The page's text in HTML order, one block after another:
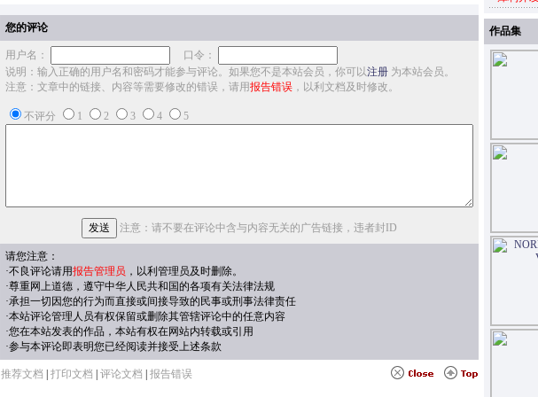
您的评论
用户名：
口令：
说明：输入正确的用户名和密码才能参与评论。如果您不是本站会员，你可以注册 为本站会员。
注意：文章中的链接、内容等需要修改的错误，请用报告错误 ，以利文档及时修改。
不评分 1 2 3 4 5
注意：请不要在评论中含与内容无关的广告链接，违者封ID
请您注意：
·不良评论请用报告管理员 ，以利管理员及时删除。
·尊重网上道德，遵守中华人民共和国的各项有关法律法规
·承担一切因您的行为而直接或间接导致的民事或刑事法律责任
·本站评论管理人员有权保留或删除其管辖评论中的任意内容
·您在本站发表的作品，本站有权在网站内转载或引用
·参与本评论即表明您已经阅读并接受上述条款
推荐文档 打印文档 评论文档 报告错误
作品集